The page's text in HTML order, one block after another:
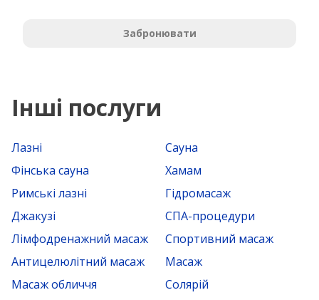
Забронювати
Інші послуги
Лазні
Сауна
Фінська сауна
Хамам
Римські лазні
Гідромасаж
Джакузі
СПА-процедури
Лімфодренажний масаж
Спортивний масаж
Антицелюлітний масаж
Масаж
Масаж обличчя
Солярій